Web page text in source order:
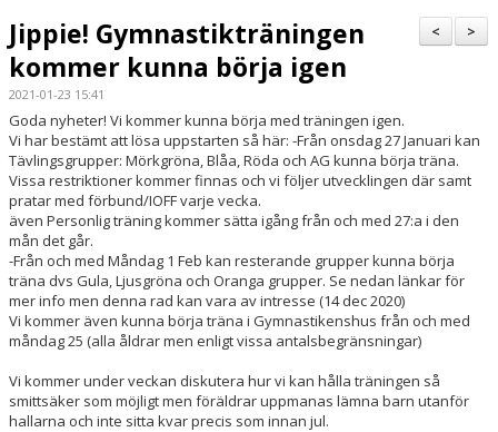
STÖTTA TURN
FÖR DIG SOM ÄR LEDARE
HALLSCHEMA VT2026
MAJVOLTEN
>
<
Jippie! Gymnastikträningen
kommer kunna börja igen
2021-01-23 15:41
Goda nyheter! Vi kommer kunna börja med träningen igen.
Vi har bestämt att lösa uppstarten så här: -Från onsdag 27 Januari kan
Tävlingsgrupper: Mörkgröna, Blåa, Röda och AG kunna börja träna.
Vissa restriktioner kommer finnas och vi följer utvecklingen där samt
pratar med förbund/IOFF varje vecka.
även Personlig träning kommer sätta igång från och med 27:a i den
mån det går.
-Från och med Måndag 1 Feb kan resterande grupper kunna börja
träna dvs Gula, Ljusgröna och Oranga grupper. Se nedan länkar för
mer info men denna rad kan vara av intresse (14 dec 2020)
Vi kommer även kunna börja träna i Gymnastikenshus från och med
måndag 25 (alla åldrar men enligt vissa antalsbegränsningar)
Vi kommer under veckan diskutera hur vi kan hålla träningen så
smittsäker som möjligt men föräldrar uppmanas lämna barn utanför
hallarna och inte sitta kvar precis som innan jul.